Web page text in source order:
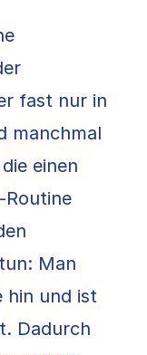
fast nur in
manchmal
einen
Routine
Man
hin und ist
Dadurch